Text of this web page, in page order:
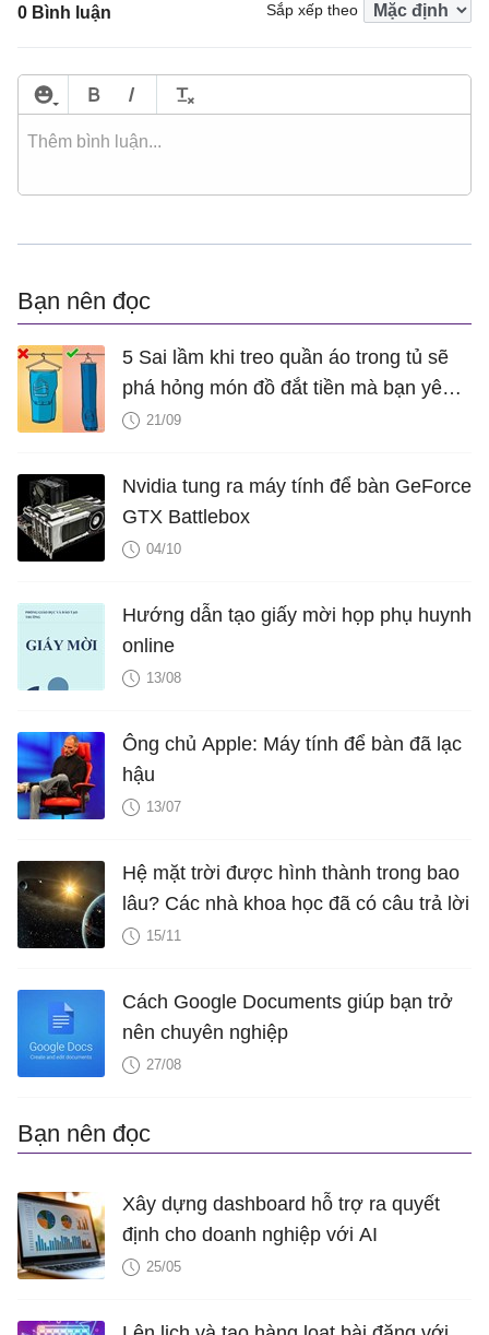
0 Bình luận Sắp xếp theo
Bạn nên đọc
5 Sai lầm khi treo quần áo trong tủ sẽ
phá hỏng món đồ đắt tiền mà bạn yêu
quý21/09
Nvidia tung ra máy tính để bàn GeForce
GTX Battlebox
04/10
Hướng dẫn tạo giấy mời họp phụ huynh
online
13/08
Ông chủ Apple: Máy tính để bàn đã lạc
hậu
13/07
Hệ mặt trời được hình thành trong bao
lâu? Các nhà khoa học đã có câu trả lời
15/11
Cách Google Documents giúp bạn trở
nên chuyên nghiệp
27/08
Bạn nên đọc
Xây dựng dashboard hỗ trợ ra quyết
định cho doanh nghiệp với AI
25/05